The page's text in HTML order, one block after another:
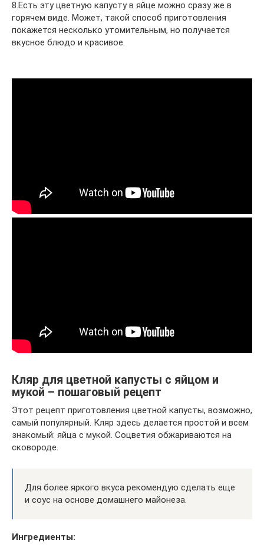
8.Есть эту цветную капусту в яйце можно сразу же в
горячем виде. Может, такой способ приготовления
покажется несколько утомительным, но получается
вкусное блюдо и красивое.
Кляр для цветной капусты с яйцом и
мукой – пошаговый рецепт
Этот рецепт приготовления цветной капусты, возможно,
самый популярный. Кляр здесь делается простой и всем
знакомый: яйца с мукой. Соцветия обжариваются на
сковороде.
Для более яркого вкуса рекомендую сделать еще
и соус на основе домашнего майонеза.
Ингредиенты: